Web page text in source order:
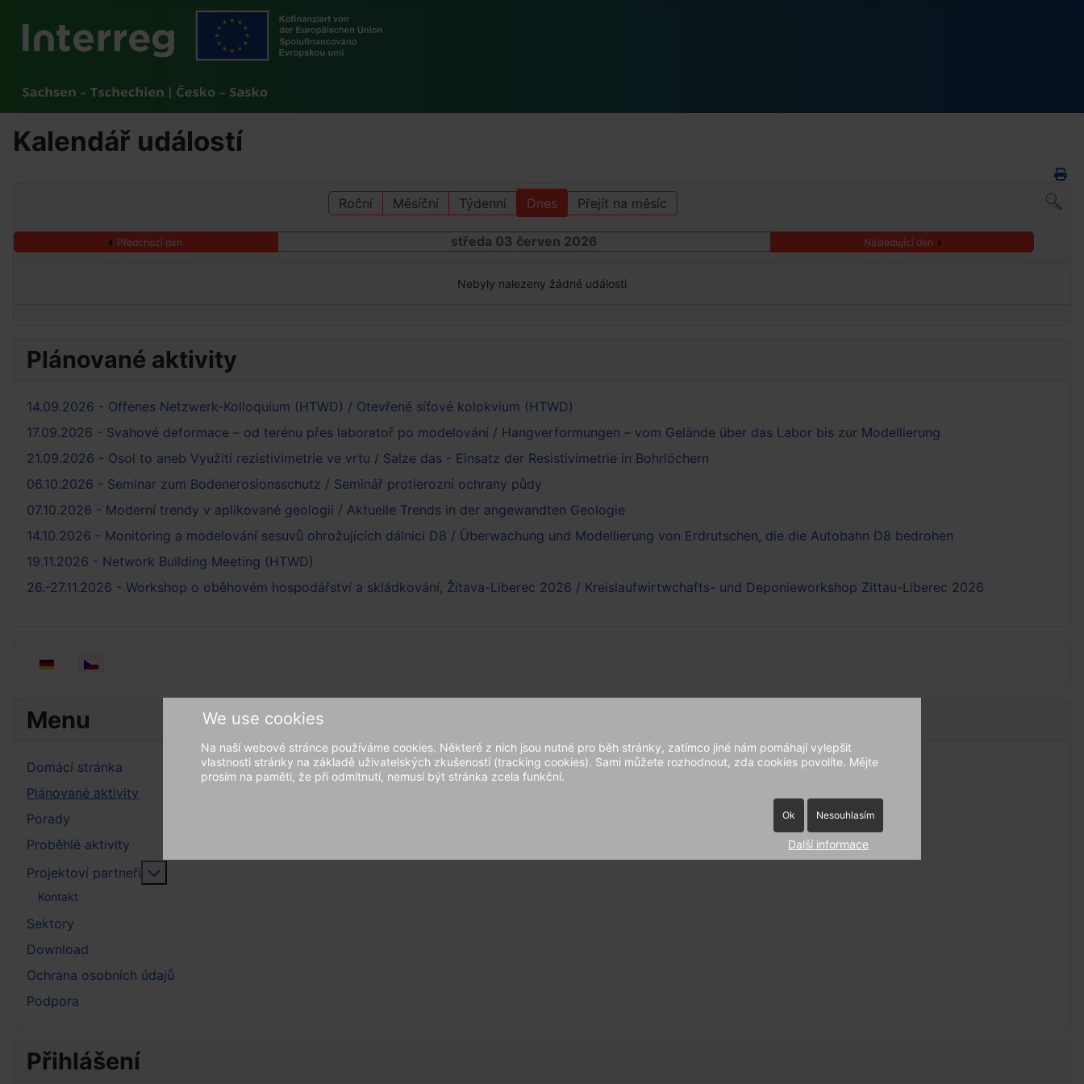
Zvolte jazyk
Menu
Domácí stránka
Plánované aktivity
Porady
Proběhlé aktivity
Projektoví partneři
Kontakt
Sektory
Download
Ochrana osobních údajů
Podpora
Přihlášení
Kalendář událostí
Roční Měsíční Týdenní Dnes Přejít na měsíc
Předchozí den středa 03 červen 2026 Následující den
Nebyly nalezeny žádné události
Plánované aktivity
14.09.2026 - Offenes Netzwerk-Kolloquium (HTWD) / Otevřené síťové kolokvium (HTWD)
17.09.2026 - Svahové deformace – od terénu přes laboratoř po modelování / Hangverformungen – vom Gelände über das Labor bis zur Modellierung
21.09.2026 - Osol to aneb Využití rezistivimetrie ve vrtu / Salze das - Einsatz der Resistivimetrie in Bohrlöchern
06.10.2026 - Seminar zum Bodenerosionsschutz / Seminář protierozní ochrany půdy
07.10.2026 - Moderní trendy v aplikované geologii / Aktuelle Trends in der angewandten Geologie
14.10.2026 - Monitoring a modelování sesuvů ohrožujících dálnici D8 / Überwachung und Modellierung von Erdrutschen, die die Autobahn D8 bedrohen
19.11.2026 - Network Building Meeting (HTWD)
26.-27.11.2026 - Workshop o oběhovém hospodářství a skládkování, Žitava-Liberec 2026 / Kreislaufwirtwchafts- und Deponieworkshop Zittau-Liberec 2026
We use cookies
Na naší webové stránce používáme cookies. Některé z nich jsou nutné pro běh stránky, zatímco jiné nám pomáhají vylepšit
vlastnosti stránky na základě uživatelských zkušeností (tracking cookies). Sami můžete rozhodnout, zda cookies povolíte. Mějte
prosím na paměti, že při odmítnutí, nemusí být stránka zcela funkční.
Ok Nesouhlasím
Další informace